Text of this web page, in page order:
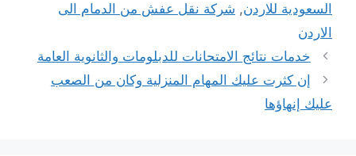
السعودية للاردن, شركة نقل عفش من الدمام الى
الاردن
خدمات نتائج الامتحانات للدبلومات والثانوية العامة
إن كثرت عليك المهام المنزلية وكان من الصعب
عليك إنهاؤها